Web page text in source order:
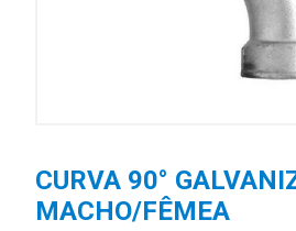
CURVA 90°
MACHO/FÊMEA